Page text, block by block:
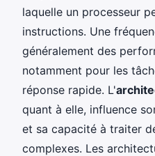
laquelle un processeur
instructions. Une
généralement des
notamment pour les
réponse rapide. L'
quant à elle, influence
et sa capacité à traiter
complexes. Les